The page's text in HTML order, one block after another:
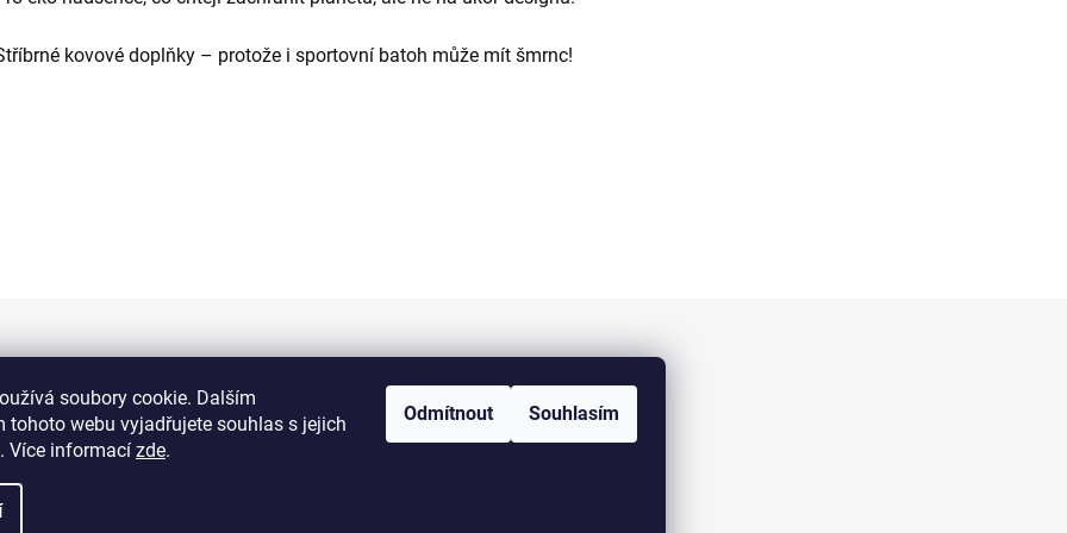
soubory cookie. Dalším
tohoto webu vyjadřujete souhlas s jejich
Více informací zde.
Odmítnout Souhlasím
kovové doplňky – protože i sportovní batoh může mít šmrnc!
Informace pro vás
Kontakty
Facebook